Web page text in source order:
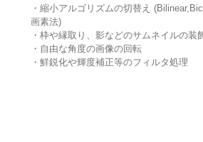
・縮小アルゴリズムの切替え
画素法)
・枠や縁取り、影などのサムネイルの装
・自由な角度の画像の回転
・鮮鋭化や輝度補正等のフィルタ処理